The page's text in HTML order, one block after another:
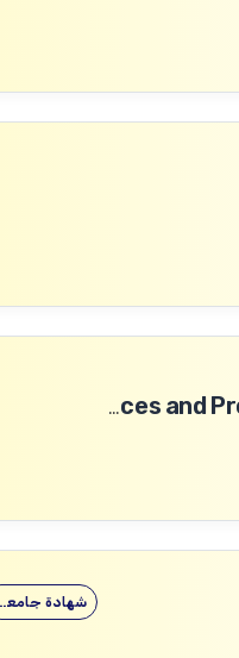
Community Services and Protection Technical Coordinator
شهادة